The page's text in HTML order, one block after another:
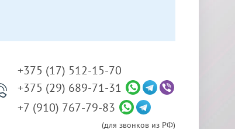
+375 (17) 512-15-70
+375 (29) 689-71-31
+7 (910) 767-79-83
(для звонков из РФ)